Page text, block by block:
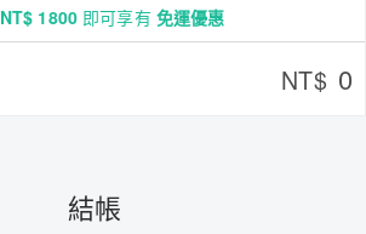
NT$ 1800即可享有 免運優惠
NT$ 0
結帳